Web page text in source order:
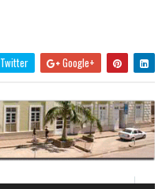
Twitter Google+